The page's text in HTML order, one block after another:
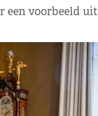
voorbeeld uit